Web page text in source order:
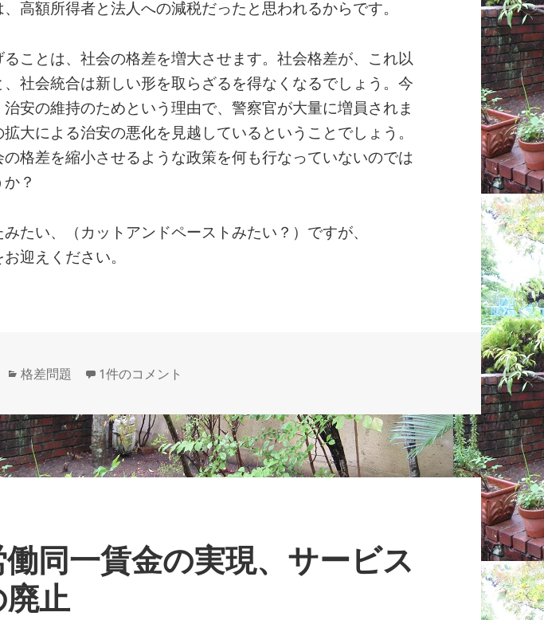
高額所得者と法人への減税だったと思われるからです。
ことは、社会の格差を増大させます。社会格差が、これ以
社会統合は新しい形を取らざるを得なくなるでしょう。今
安の維持のためという理由で、警察官が大量に増員されま
拡大による治安の悪化を見越しているということでしょう。
格差を縮小させるような政策を何も行なっていないのでは
？
たい、（カットアンドペーストみたい？）ですが、
迎えください。
カ
ゴ
リ
ー
格差問題 消費税の逆進性について への
1件のコメント
同一賃金の実現、サービス
止